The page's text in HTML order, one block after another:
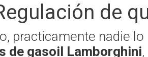
de
practicamente nadie
de gasoil Lamborghini